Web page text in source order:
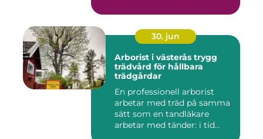
30. jun
Arborist i västerås trygg
trädvård för hållbara
trädgårdar
En professionell arborist
arbetar med träd på samma
sätt som en tandläkare
arbetar med tänder: i tid...